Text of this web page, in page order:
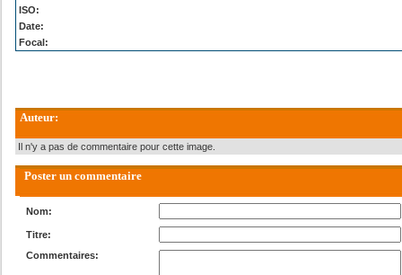
ISO:
Date:
Focal:
Auteur:
Il n'y a pas de commentaire pour cette image.
Poster un commentaire
Nom:
Titre:
Commentaires: